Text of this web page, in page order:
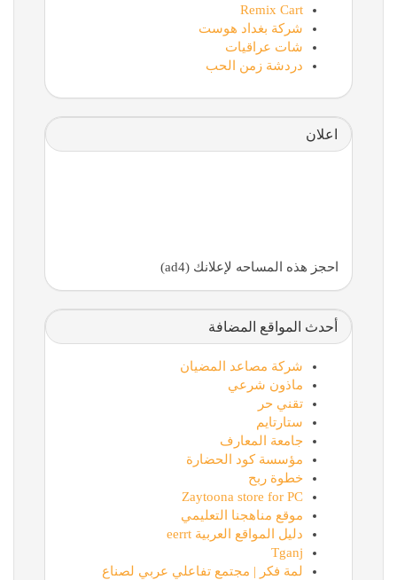
Remix Cart
شركة بغداد هوست
شات عراقيات
دردشة زمن الحب
اعلان
احجز هذه المساحه لإعلانك (ad4)
أحدث المواقع المضافة
شركة مصاعد المضيان
ماذون شرعي
تقني حر
ستارتايم
جامعة المعارف
مؤسسة كود الحضارة
خطوة ربح
Zaytoona store for PC
موقع مناهجنا التعليمي
دليل المواقع العربية eerrt
Tganj
لمة فكر | مجتمع تفاعلي عربي لصناع